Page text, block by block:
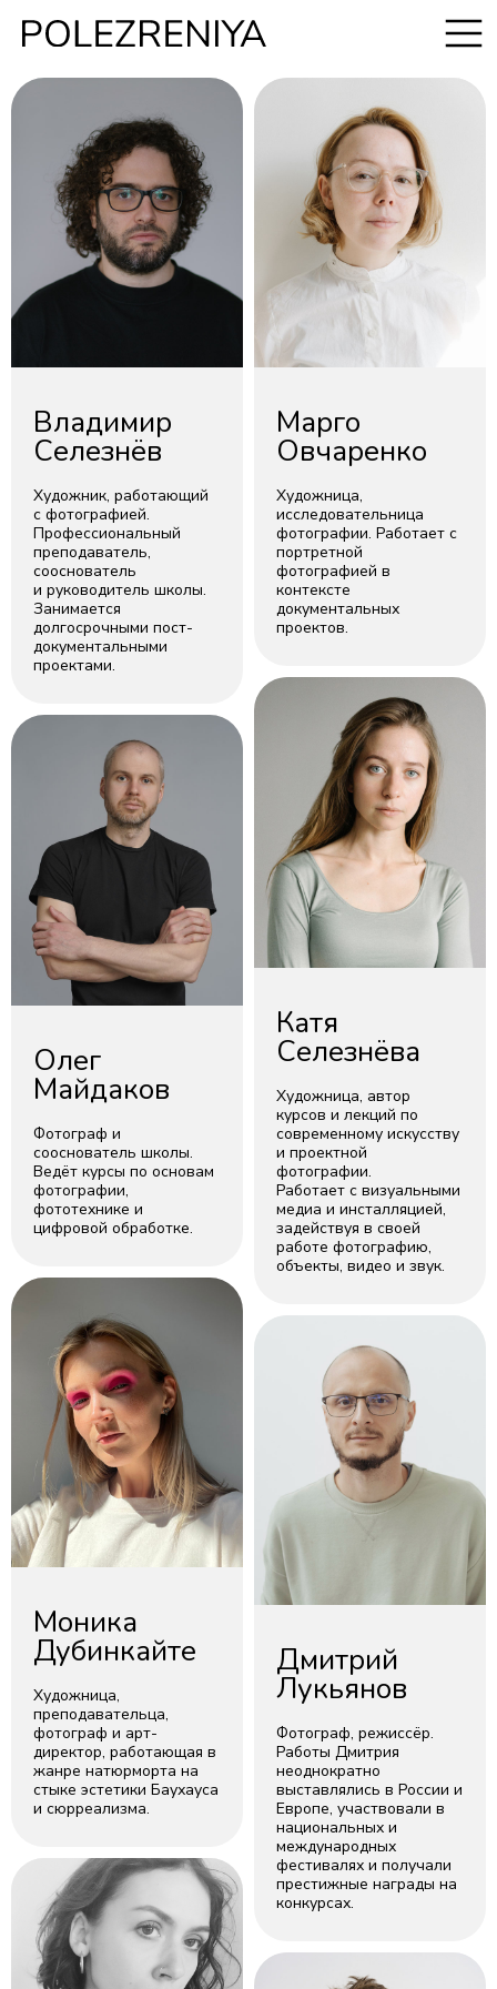
Владимир
Селезнёв
Художник, работающий
с фотографией.
Профессиональный
преподаватель,
сооснователь
и руководитель школы.
Занимается
долгосрочными пост-
документальными
проектами.
Марго
Овчаренко
Художница,
исследовательница
фотографии. Работает с
портретной
фотографией в
контексте
документальных
проектов.
Катя
Селезнёва
Художница, автор
курсов и лекций по
современному искусству
и проектной
фотографии.
Работает с визуальными
медиа и инсталляцией,
задействуя в своей
работе фотографию,
объекты, видео и звук.
Олег
Майдаков
Фотограф и
сооснователь школы.
Ведёт курсы по основам
фотографии,
фототехнике и
цифровой обработке.
Моника
Дубинкайте
Художница,
преподавательца,
фотограф и арт-
директор, работающая в
жанре натюрморта на
стыке эстетики Баухауса
и сюрреализма.
Дмитрий
Лукьянов
Фотограф, режиссёр.
Работы Дмитрия
неоднократно
выставлялись в России и
Европе, участвовали в
национальных и
международных
фестивалях и получали
престижные награды на
конкурсах.